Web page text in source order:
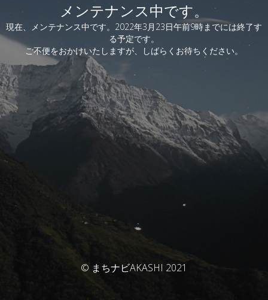
メンテナンス中です。
現在、メンテナンス中です。2022年3月23日午前9時までには終了す
る予定です。
ご不便をおかけいたしますが、しばらくお待ちください。
© まちナビAKASHI 2021